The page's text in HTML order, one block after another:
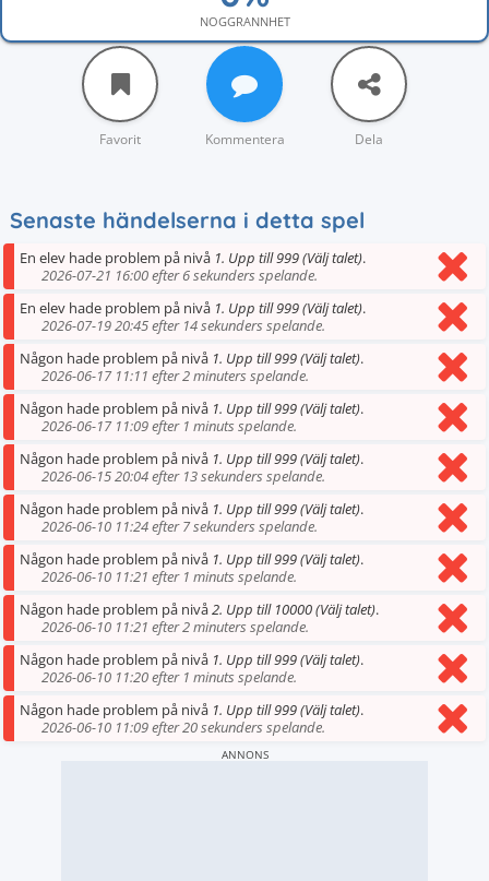
NOGGRANNHET
Favorit Kommentera Dela
Senaste händelserna i detta spel
En elev hade problem på nivå 1. Upp till 999 (Välj talet).
2026-07-21 16:00 efter 6 sekunders spelande.
En elev hade problem på nivå 1. Upp till 999 (Välj talet).
2026-07-19 20:45 efter 14 sekunders spelande.
Någon hade problem på nivå 1. Upp till 999 (Välj talet).
2026-06-17 11:11 efter 2 minuters spelande.
Någon hade problem på nivå 1. Upp till 999 (Välj talet).
2026-06-17 11:09 efter 1 minuts spelande.
Någon hade problem på nivå 1. Upp till 999 (Välj talet).
2026-06-15 20:04 efter 13 sekunders spelande.
Någon hade problem på nivå 1. Upp till 999 (Välj talet).
2026-06-10 11:24 efter 7 sekunders spelande.
Någon hade problem på nivå 1. Upp till 999 (Välj talet).
2026-06-10 11:21 efter 1 minuts spelande.
Någon hade problem på nivå2. Upp till 10000 (Välj talet).
2026-06-10 11:21 efter 2 minuters spelande.
Någon hade problem på nivå 1. Upp till 999 (Välj talet).
2026-06-10 11:20 efter 1 minuts spelande.
Någon hade problem på nivå 1. Upp till 999 (Välj talet).
2026-06-10 11:09 efter 20 sekunders spelande.
ANNONS